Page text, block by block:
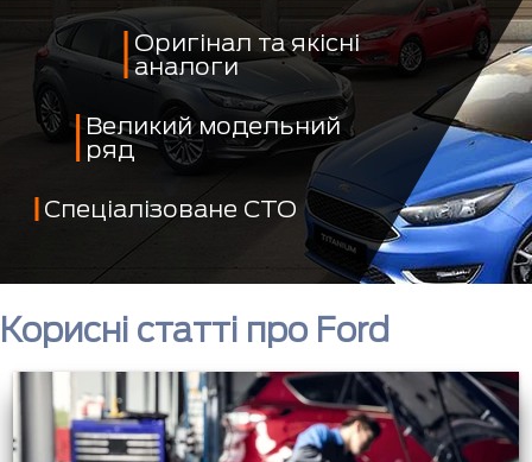
Оригінал та якісні
аналоги
Великий модельний
ряд
Спеціалізоване СТО
Корисні статті про Ford